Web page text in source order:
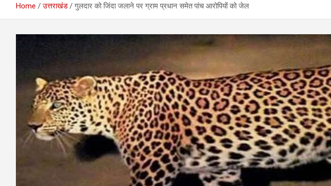
Home उत्तराखंड गुलदार को जिंदा जलाने पर ग्राम प्रधान समेत पांच आरोपियों को जेल